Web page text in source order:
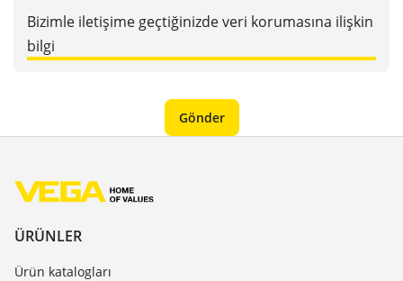
Bizimle iletişime geçtiğinizde veri korumasına ilişkin
bilgi
ÜRÜNLER
Ürün katalogları